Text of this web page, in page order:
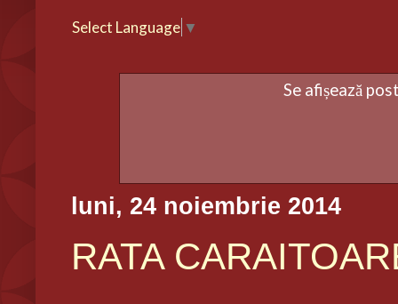
Select Language ▼
Se afișează
luni, 24 noiembrie 2014
RATA